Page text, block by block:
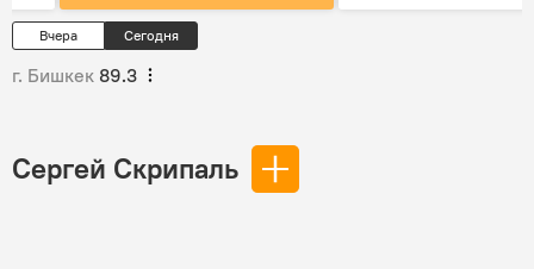
Вчера Сегодня
г. Бишкек 89.3
Сергей Скрипаль